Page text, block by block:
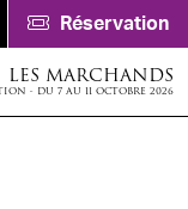
Réservation
LES MARCHANDS
- DU 7 AU 11 OCTOBRE 2026